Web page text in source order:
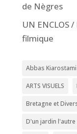
de Nègres
UN ENCLOS
filmique
Abbas Kiarostami
ARTS VISUELS
Bretagne et
D'un jardin l'autre